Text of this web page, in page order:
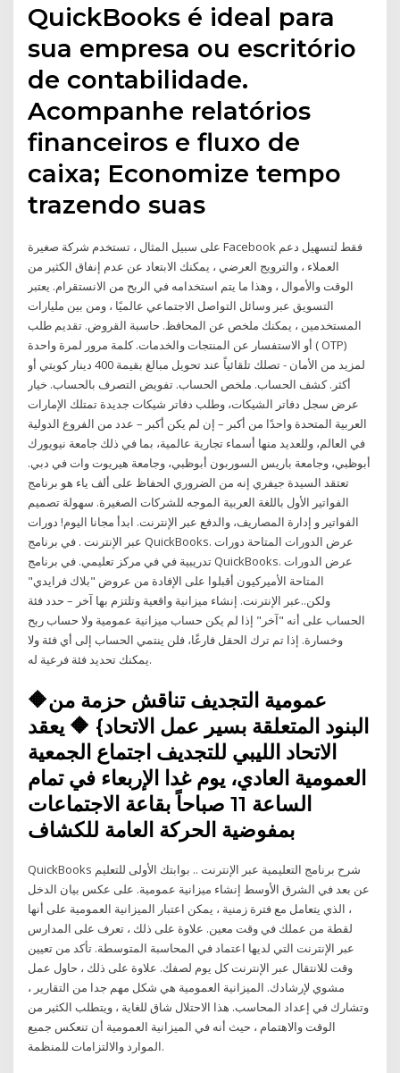
QuickBooks é ideal para
sua empresa ou escritório
de contabilidade.
Acompanhe relatórios
financeiros e fluxo de
caixa; Economize tempo
trazendo suas
على سبيل المثال ، تستخدم شركة صغيرة Facebook فقط لتسهيل دعم
العملاء ، والترويج العرضي ، يمكنك الابتعاد عن عدم إنفاق الكثير من
الوقت والأموال ، وهذا ما يتم استخدامه في الربح من الانستقرام. يعتبر
التسويق عبر وسائل التواصل الاجتماعي عالميًا ، ومن بين مليارات
المستخدمين ، يمكنك ملخص عن المحافظ. حاسبة القروض. تقديم طلب
أو الاستفسار عن المنتجات والخدمات. كلمة مرور لمرة واحدة ( OTP)
لمزيد من الأمان - تصلك تلقائياً عند تحويل مبالغ بقيمة 400 دينار كويتي أو
أكثر. كشف الحساب. ملخص الحساب. تفويض التصرف بالحساب. خيار
عرض سجل دفاتر الشيكات، وطلب دفاتر شيكات جديدة تمتلك الإمارات
العربية المتحدة واحدًا من أكبر – إن لم يكن أكبر – عدد من الفروع الدولية
في العالم، وللعديد منها أسماء تجارية عالمية، بما في ذلك جامعة نيويورك
أبوظبي، وجامعة باريس السوربون أبوظبي، وجامعة هيريوت وات في دبي.
تعتقد السيدة جيفري إنه من الضروري الحفاظ على ألف ياء هو برنامج
الفواتير الأول باللغة العربية الموجه للشركات الصغيرة. سهولة تصميم
الفواتير و إدارة المصاريف، والدفع عبر الإنترنت. ابدأ مجانا اليوم! دورات
عبر الإنترنت . في برنامج QuickBooks. عرض الدورات المتاحة دورات
تدريبية في في مركز تعليمي. في برنامج QuickBooks. عرض الدورات
المتاحة الأميركيون أقبلوا على الإفادة من عروض "بلاك فرايدي"
ولكن..عبر الإنترنت. إنشاء ميزانية واقعية وتلتزم بها آخر – حدد فئة
الحساب على أنه "آخر" إذا لم يكن حساب ميزانية عمومية ولا حساب ربح
وخسارة. إذا تم ترك الحقل فارغًا، فلن ينتمي الحساب إلى أي فئة ولا
يمكنك تحديد فئة فرعية له.
🔶عمومية التجديف تناقش حزمة من
البنود المتعلقة بسير عمل الاتحاد} 🔶 يعقد
الاتحاد الليبي للتجديف اجتماع الجمعية
العمومية العادي، يوم غدا الإربعاء في تمام
الساعة 11 صباحاً بقاعة الاجتماعات
بمفوضية الحركة العامة للكشاف
QuickBooks شرح برنامج التعليمية عبر الإنترنت .. بوابتك الأولى للتعليم
عن بعد في الشرق الأوسط إنشاء ميزانية عمومية. على عكس بيان الدخل
، الذي يتعامل مع فترة زمنية ، يمكن اعتبار الميزانية العمومية على أنها
لقطة من عملك في وقت معين. علاوة على ذلك ، تعرف على المدارس
عبر الإنترنت التي لديها اعتماد في المحاسبة المتوسطة. تأكد من تعيين
وقت للانتقال عبر الإنترنت كل يوم لصفك. علاوة على ذلك ، حاول عمل
مشوي لإرشادك. الميزانية العمومية هي شكل مهم جدا من التقارير ،
وتشارك في إعداد المحاسب. هذا الاحتلال شاق للغاية ، ويتطلب الكثير من
الوقت والاهتمام ، حيث أنه في الميزانية العمومية أن تنعكس جميع
الموارد والالتزامات للمنظمة.